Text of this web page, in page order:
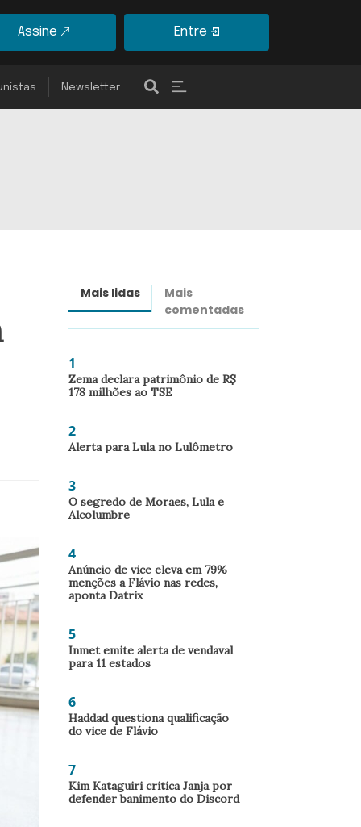
Assine Entre
Newsletter
Mais lidas
Mais
comentadas
1
Zema declara patrimônio de R$
178 milhões ao TSE
2
Alerta para Lula no Lulômetro
3
O segredo de Moraes, Lula e
Alcolumbre
4
Anúncio de vice eleva em 79%
menções a Flávio nas redes,
aponta Datrix
5
Inmet emite alerta de vendaval
para 11 estados
6
Haddad questiona qualificação
do vice de Flávio
7
Kim Kataguiri critica Janja por
defender banimento do Discord